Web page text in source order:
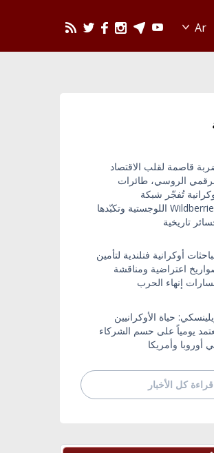
قاصمة لقلب الاقتصاد
الروسي، طائرات
تُفجّر شبكة
Wildberries اللوجستية وتكبّدها
تاريخية
أوكرانية فنلندية لتأمين
اعتراضية ومناقشة
إنهاء الحرب
حياة الأوكرانيين
يومياً على حسم الشركاء
أوروبا وأمريكا
قراءة كل الأخبار